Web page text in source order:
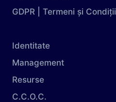
GDPR | Termeni și Condiții
Identitate
Management
Resurse
C.C.O.C.